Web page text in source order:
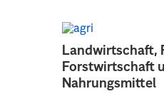
Landwirtschaft,
Forstwirtschaft
Nahrungsmittel